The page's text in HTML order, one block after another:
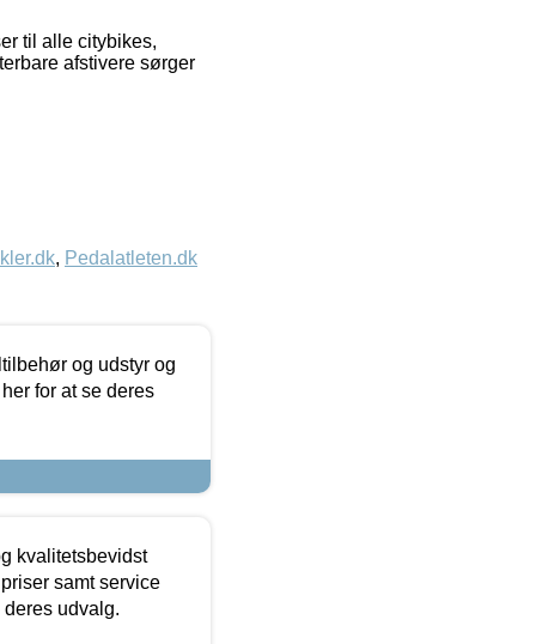
til alle citybikes,
afstivere sørger
, Pedalatleten.dk
og udstyr og
for at se deres
kvalitetsbevidst
samt service
udvalg.